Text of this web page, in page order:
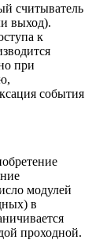
считыватель
выход).
к
при
события
модулей
в
проходной.